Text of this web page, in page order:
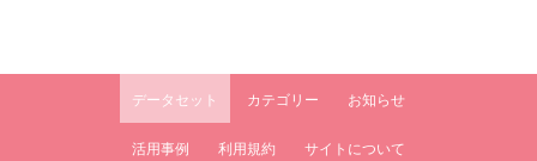
データセット カテゴリー お知らせ
活用事例 利用規約 サイトについて